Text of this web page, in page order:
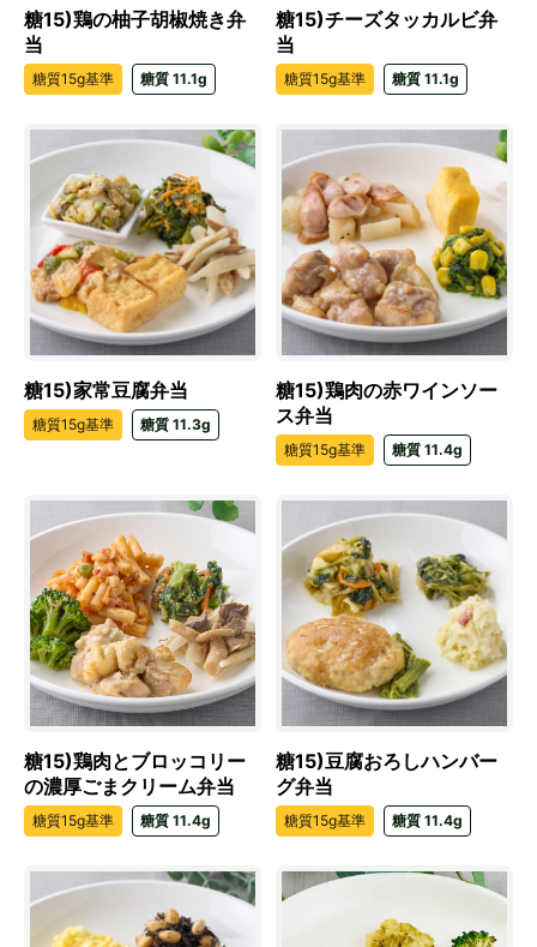
糖15)鶏の柚子胡椒焼き弁
当
糖質15g基準 糖質 11.1g
糖15)チーズタッカルビ弁
当
糖質15g基準 糖質 11.1g
糖15)家常豆腐弁当
糖質15g基準 糖質 11.3g
糖15)鶏肉の赤ワインソー
ス弁当
糖質15g基準 糖質 11.4g
糖15)鶏肉とブロッコリー
の濃厚ごまクリーム弁当
糖質15g基準 糖質 11.4g
糖15)豆腐おろしハンバー
グ弁当
糖質15g基準 糖質 11.4g